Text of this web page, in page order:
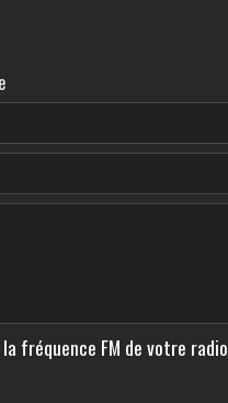
fréquence FM de votre radio